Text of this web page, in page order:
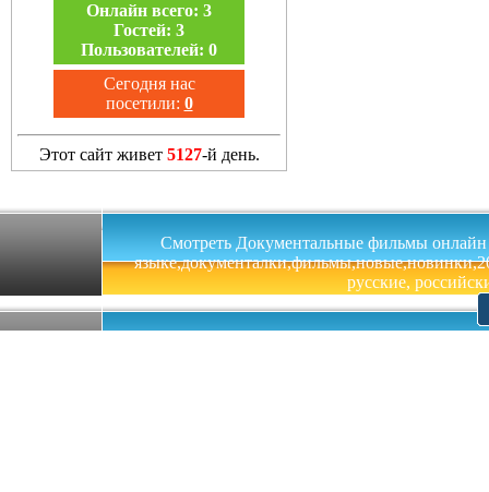
Онлайн всего: 3
Гостей: 3
Пользователей: 0
Сегодня нас
посетили: 0
Этот сайт живет 5127-й день.
Смотреть Документальные фильмы онлайн
русские,